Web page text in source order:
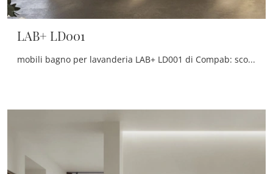
LAB+ LD001
mobili bagno per lavanderia LAB+ LD001 di Compab: scopri l'Arredo Bagno in melaminico moderno e arreda il tuo bagno.